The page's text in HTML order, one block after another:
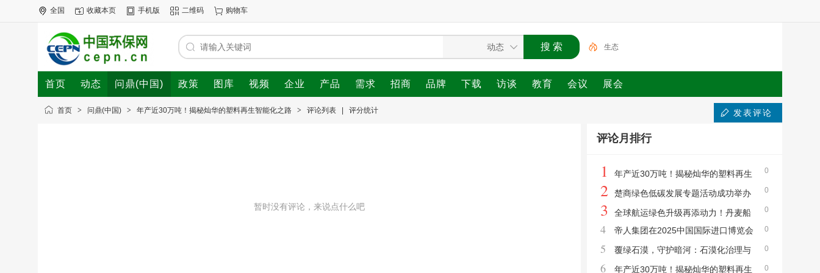
全国 收藏本页 手机版 二维码 购物车
生态
首页 动态 问鼎(中国) 政策 图库 视频 企业 产品 需求 招商 品牌 下载 访谈 教育 会议 展会
发表评论
首页 > 问鼎(中国) > 年产近30万吨！揭秘灿华的塑料再生智能化之路 > 评论列表 评分统计
暂时没有评论，来说点什么吧
评论月排行
0
1
年产近30万吨！揭秘灿华的塑料再生
智能化之路
0
2 楚商绿色低碳发展专题活动成功举办
0
3
全球航运绿色升级再添动力！丹麦船
舶脱硫系统制造商PureteQ携手中船动力，
打造性能成本兼具的废气净化方案
0
4
帝人集团在2025中国国际进口博览会
上举办技术演讲会
0
5
覆绿石漠，守护暗河：石漠化治理与
地下河保护协同的典范
0
6
年产近30万吨！揭秘灿华的塑料再生